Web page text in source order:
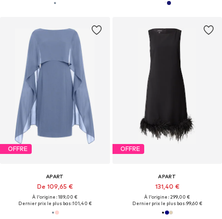
OFFRE
APART
De 109,65 €
À l'origine : 189,00 €
Dernier prix le plus bas :101,40 €
OFFRE
APART
131,40 €
À l'origine : 299,00 €
Dernier prix le plus bas :99,60 €